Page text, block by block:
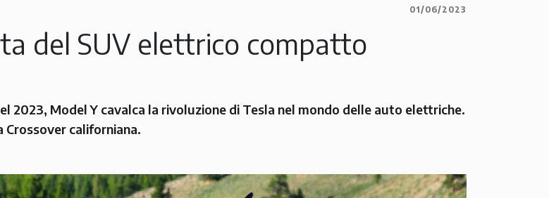
01/06/2023
del SUV elettrico compatto
2023, Model Y cavalca la rivoluzione di Tesla nel mondo delle auto elettriche.
Crossover californiana.